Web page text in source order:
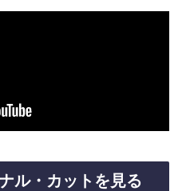
ル・カットを見る